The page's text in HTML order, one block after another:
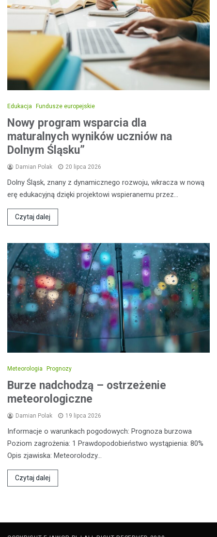
Edukacja Fundusze europejskie
Nowy program wsparcia dla
maturalnych wyników uczniów na
Dolnym Śląsku”
Damian Polak 20 lipca 2026
Dolny Śląsk, znany z dynamicznego rozwoju, wkracza w nową
erę edukacyjną dzięki projektowi wspieranemu przez…
Czytaj dalej
Meteorologia Prognozy
Burze nadchodzą – ostrzeżenie
meteorologiczne
Damian Polak 19 lipca 2026
Informacje o warunkach pogodowych: Prognoza burzowa
Poziom zagrożenia: 1 Prawdopodobieństwo wystąpienia: 80%
Opis zjawiska: Meteorolodzy…
Czytaj dalej